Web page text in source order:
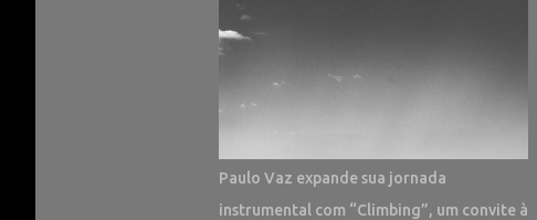
Paulo Vaz expande sua jornada
instrumental com “Climbing”, um convite à